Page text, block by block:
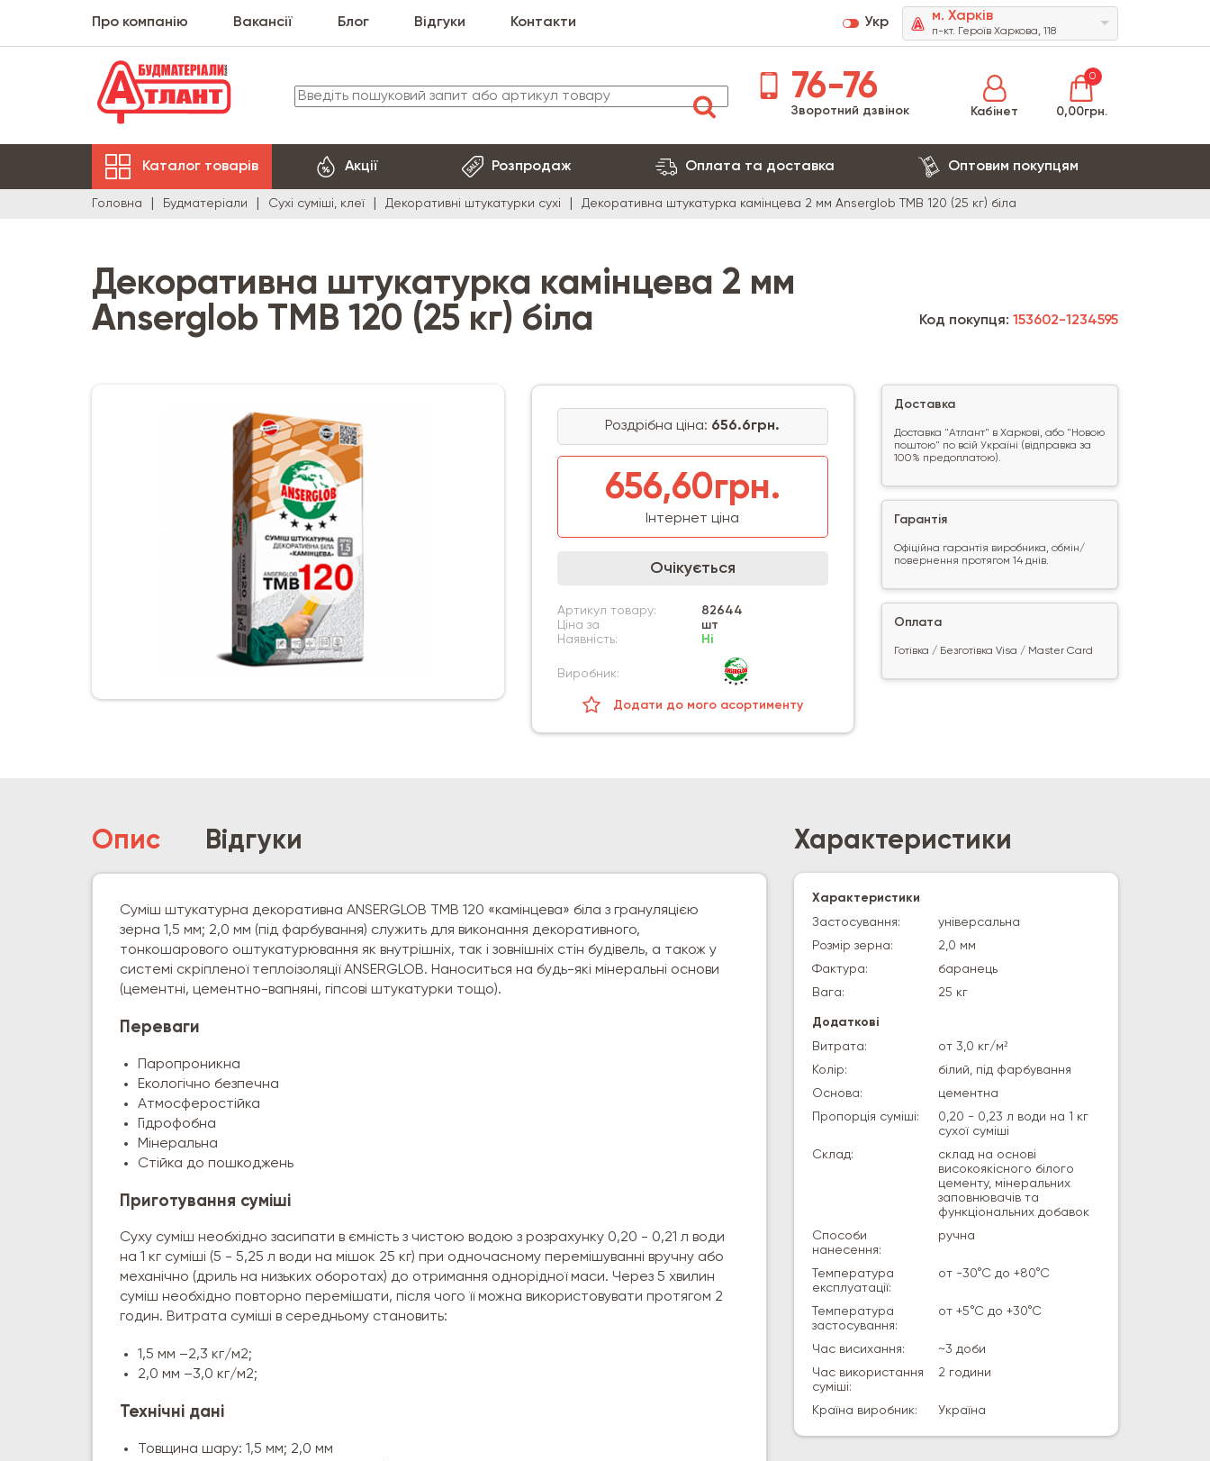
Про компанію Вакансії Блог Відгуки Контакти Укр м. Харків
п-кт. Героїв Харкова, 118
76-76
Зворотний дзвінок Кабінет
0
0,00грн.
Каталог товарів Акції Розпродаж Оплата та доставка Оптовим покупцям
Головна Будматеріали Сухі суміші, клеї Декоративні штукатурки сухі Декоративна штукатурка камінцева 2 мм Anserglob TMB 120 (25 кг) біла
Декоративна штукатурка камінцева 2 мм
Anserglob TMB 120 (25 кг) біла
Роздрібна ціна: 656.6грн.
656,60грн.
Інтернет ціна
Очікується
Артикул товару:
82644
Ціна за
шт
Наявність:
Ні
Виробник:
Додати до мого асортименту
Код покупця: 153602-1234595
Доставка
Доставка "Атлант" в Харкові, або "Новою
поштою" по всій Україні (відправка за
100% предоплатою).
Гарантія
Офіційна гарантія виробника, обмін/
повернення протягом 14 днів.
Оплата
Готівка / Безготівка Visa / Master Card
Опис Відгуки
Суміш штукатурна декоративна ANSERGLOB ТМВ 120 «камінцева» біла з грануляцією
зерна 1,5 мм; 2,0 мм (під фарбування) служить для виконання декоративного,
тонкошарового оштукатурювання як внутрішніх, так і зовнішніх стін будівель, а також у
системі скріпленої теплоізоляції ANSERGLOB. Наноситься на будь-які мінеральні основи
(цементні, цементно-вапняні, гіпсові штукатурки тощо).
Переваги
Паропроникна
Екологічно безпечна
Атмосферостійка
Гідрофобна
Мінеральна
Стійка до пошкоджень
Приготування суміші
Суху суміш необхідно засипати в ємність з чистою водою з розрахунку 0,20 - 0,21 л води
на 1 кг суміші (5 - 5,25 л води на мішок 25 кг) при одночасному перемішуванні вручну або
механічно (дриль на низьких оборотах) до отримання однорідної маси. Через 5 хвилин
суміш необхідно повторно перемішати, після чого її можна використовувати протягом 2
годин. Витрата суміші в середньому становить:
1,5 мм –2,3 кг/м2;
2,0 мм –3,0 кг/м2;
Технічні дані
Товщина шару: 1,5 мм; 2,0 мм
Характеристики
Характеристики
Застосування:
універсальна
Розмір зерна:
2,0 мм
Фактура:
баранець
Вага:
25 кг
Додаткові
Витрата:
от 3,0 кг/м²
Колір:
білий, під фарбування
Основа:
цементна
Пропорція суміші:
0,20 - 0,23 л води на 1 кг
сухої суміші
Склад:
склад на основі
високоякісного білого
цементу, мінеральних
заповнювачів та
функціональних добавок
Способи
нанесення:
ручна
Температура
експлуатації:
от -30°С до +80°С
Температура
застосування:
от +5°С до +30°С
Час висихання:
~3 доби
Час використання
суміші:
2 години
Країна виробник: Україна